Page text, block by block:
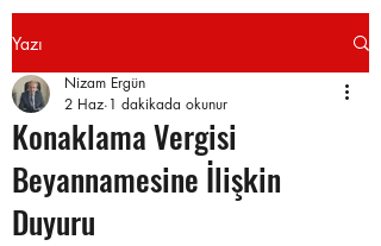
Yazı
Konaklama Vergisi
Beyannamesine İlişkin
Duyuru
Nizam Ergün
2 Haz 1 dakikada okunur